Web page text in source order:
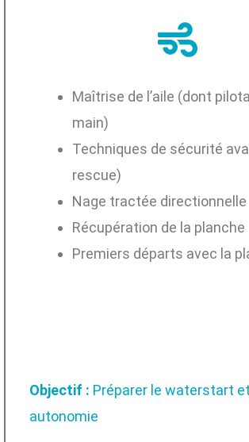
Maîtrise de l’aile (dont
main)
Techniques de sécurité
rescue)
Nage tractée directionnelle
Récupération de la planche
Premiers départs avec la
Objectif : Préparer le waterstart
autonomie